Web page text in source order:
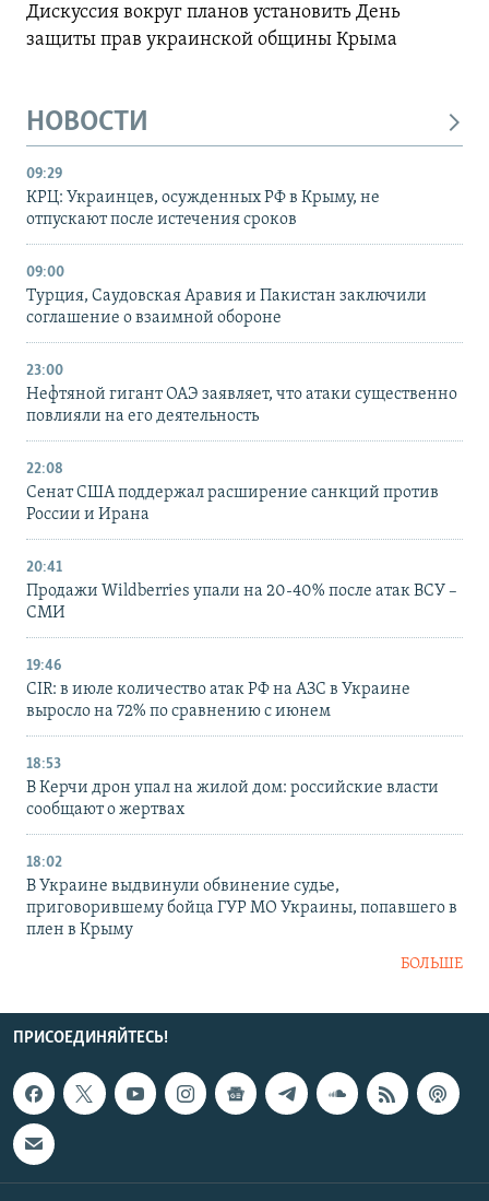
Дискуссия вокруг планов установить День
защиты прав украинской общины Крыма
НОВОСТИ
09:29
КРЦ: Украинцев, осужденных РФ в Крыму, не
отпускают после истечения сроков
09:00
Турция, Саудовская Аравия и Пакистан заключили
соглашение о взаимной обороне
23:00
Нефтяной гигант ОАЭ заявляет, что атаки существенно
повлияли на его деятельность
22:08
Сенат США поддержал расширение санкций против
России и Ирана
20:41
Продажи Wildberries упали на 20-40% после атак ВСУ –
СМИ
19:46
CIR: в июле количество атак РФ на АЗС в Украине
выросло на 72% по сравнению с июнем
18:53
В Керчи дрон упал на жилой дом: российские власти
сообщают о жертвах
18:02
В Украине выдвинули обвинение судье,
приговорившему бойца ГУР МО Украины, попавшего в
плен в Крыму
БОЛЬШЕ
ПРИСОЕДИНЯЙТЕСЬ!